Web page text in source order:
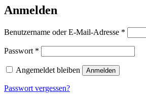
Anmelden
Benutzername oder E-Mail-Adresse *
Passwort *
Angemeldet bleiben Anmelden
Passwort vergessen?